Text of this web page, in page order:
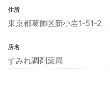
住所
東京都葛飾区新小岩1-51-2
店名
すみれ調剤薬局